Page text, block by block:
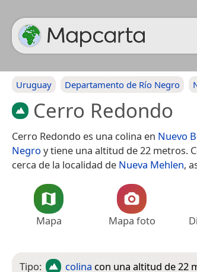
Uruguay Departamento de Río Negro
Cerro Redondo
Cerro Redondo es una colina en Nuevo
Negro y tiene una altitud de 22 metros.
cerca de la localidad de Nueva Mehlen,
Mapa Mapa foto
Tipo: colina con una altitud de 22